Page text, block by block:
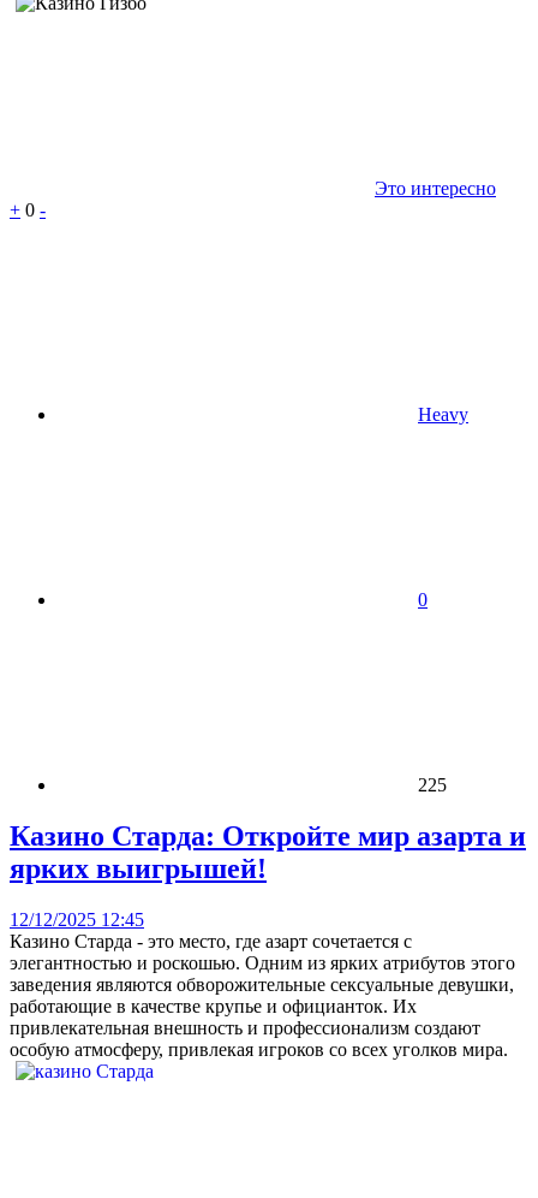
Это интересно
+ 0 -
Heavy
0
225
Казино Старда: Откройте мир азарта и
ярких выигрышей!
12/12/2025 12:45
Казино Старда - это место, где азарт сочетается с
элегантностью и роскошью. Одним из ярких атрибутов этого
заведения являются обворожительные сексуальные девушки,
работающие в качестве крупье и официанток. Их
привлекательная внешность и профессионализм создают
особую атмосферу, привлекая игроков со всех уголков мира.